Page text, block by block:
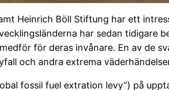
Heinrich Böll Stiftung har ett
har sedan tidigare
för deras invånare. En av de
och andra extrema
fossil fuel extration levy”) på